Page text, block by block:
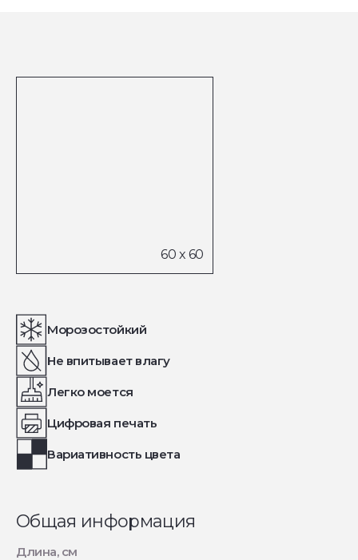
Морозостойкий
Не впитывает влагу
Легко моется
Цифровая печать
Вариативность цвета
Общая информация
Длина, см